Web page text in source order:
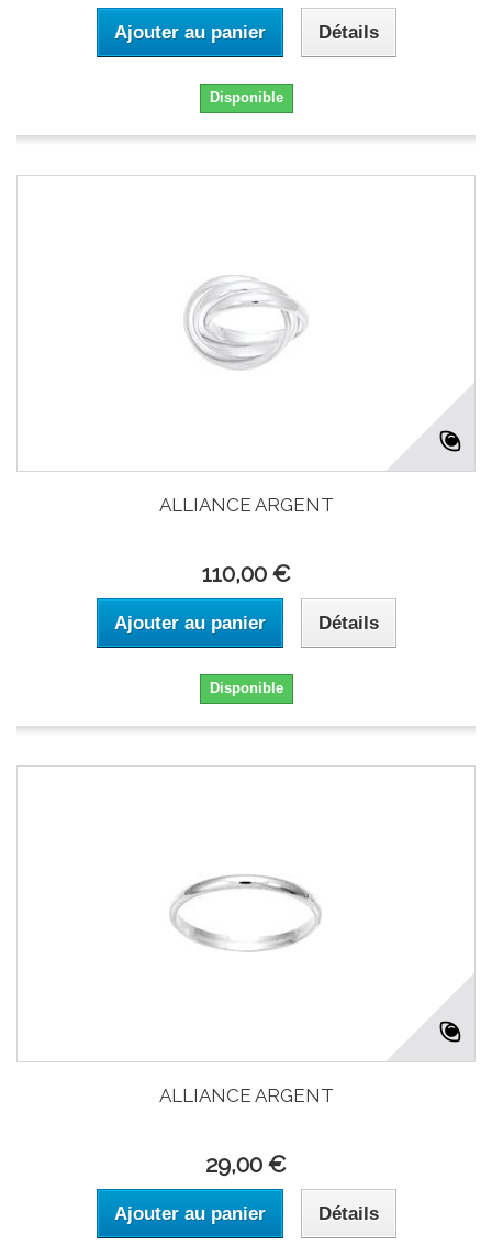
Ajouter au panier Détails
Disponible
ALLIANCE ARGENT
110,00 €
Ajouter au panier Détails
Disponible
ALLIANCE ARGENT
29,00 €
Ajouter au panier Détails